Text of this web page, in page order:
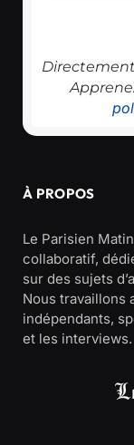
À PROPOS
Le Parisien
collaboratif,
sur des sujets
Nous travaillons
indépendants,
et les interviews.